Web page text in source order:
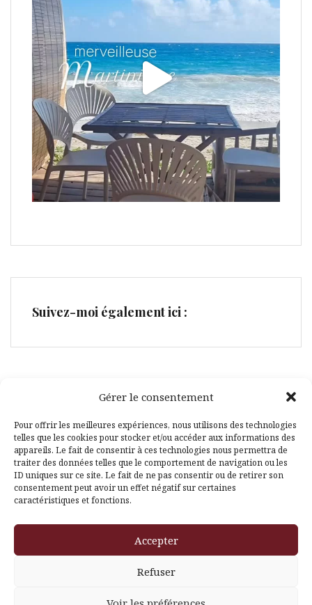
Gérer le consentement
Pour offrir les meilleures expériences, nous utilisons des technologies
telles que les cookies pour stocker et/ou accéder aux informations des
appareils. Le fait de consentir à ces technologies nous permettra de
traiter des données telles que le comportement de navigation ou les
ID uniques sur ce site. Le fait de ne pas consentir ou de retirer son
consentement peut avoir un effet négatif sur certaines
caractéristiques et fonctions.
Accepter
Refuser
Suivez-moi également ici :
Facebook
Pinterest
Themeisle